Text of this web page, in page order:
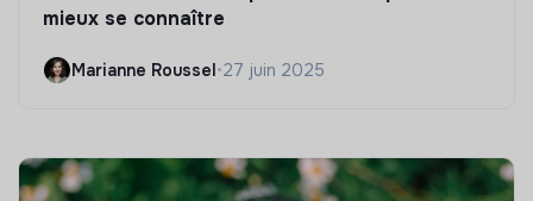
mieux se connaître
Marianne Roussel•27 juin 2025